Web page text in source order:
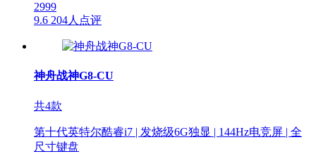
2999
9.6 204人点评
神舟战神G8-CU
共4款
第十代英特尔酷睿i7 | 发烧级6G独显 | 144Hz电竞屏 | 全
尺寸键盘